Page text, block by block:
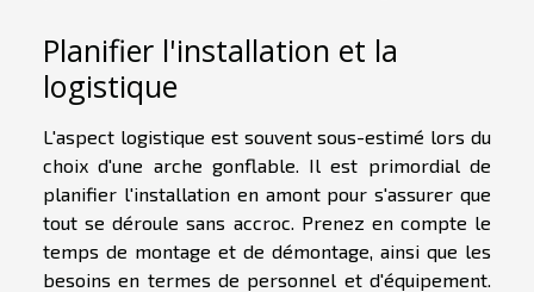
Planifier l'installation et la
logistique
L'aspect logistique est souvent sous-estimé lors du
choix d'une arche gonflable. Il est primordial de
planifier l'installation en amont pour s'assurer que
tout se déroule sans accroc. Prenez en compte le
temps de montage et de démontage, ainsi que les
besoins en termes de personnel et d'équipement.